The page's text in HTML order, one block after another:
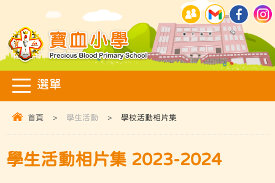
首頁 > 學生活動 > 學校活動相片集
學生活動相片集 2023-2024